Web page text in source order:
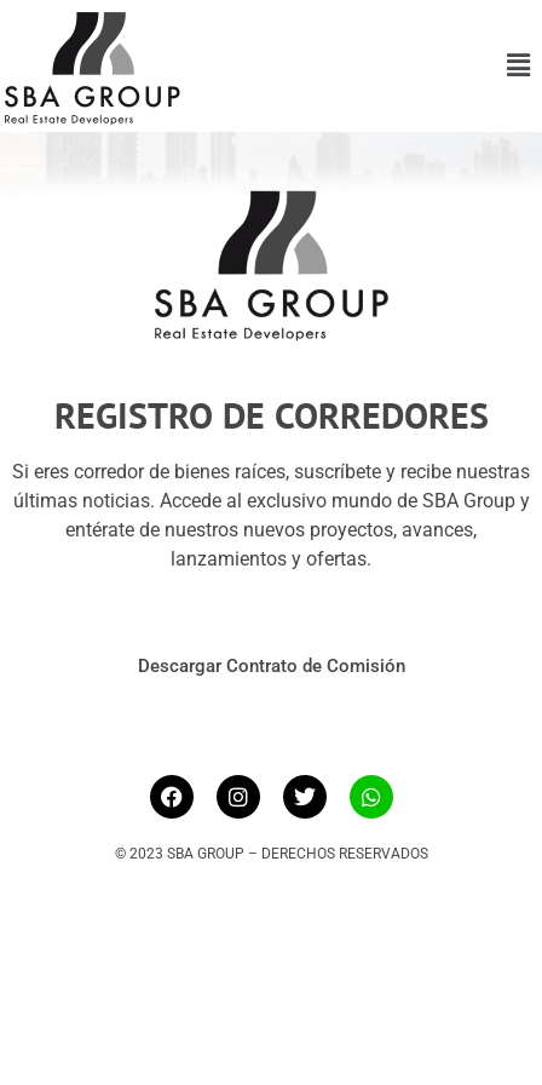
REGISTRO DE CORREDORES
Si eres corredor de bienes raíces, suscríbete y recibe nuestras
últimas noticias. Accede al exclusivo mundo de SBA Group y
entérate de nuestros nuevos proyectos, avances,
lanzamientos y ofertas.
Descargar Contrato de Comisión
© 2023 SBA GROUP – DERECHOS RESERVADOS